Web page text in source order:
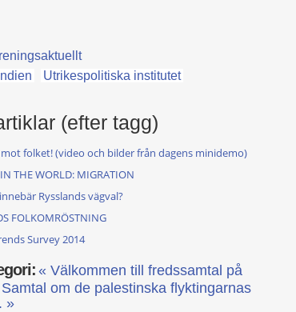
Indien Utrikespolitiska institutet
(efter tagg)
folket! (video och bilder från dagens minidemo)
THE WORLD: MIGRATION
Rysslands vägval?
FOLKOMRÖSTNING
Survey 2014
« Välkommen till fredssamtal på
om de palestinska flyktingarnas
»